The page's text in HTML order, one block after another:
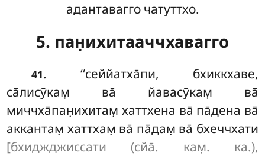
адантавагго чатуттхо.
5. пан̣ихитааччхавагго
41. ‘‘сеййатха̄пи, бхиккхаве,
са̄лисӯкам̣ ва̄ йавасӯкам̣ ва̄
миччха̄пан̣ихитам̣ хаттхена ва̄ па̄дена ва̄
аккантам̣ хаттхам̣ ва̄ па̄дам̣ ва̄ бхеччхати
[бхиджджиссати (сйа̄. кам̣. ка.),